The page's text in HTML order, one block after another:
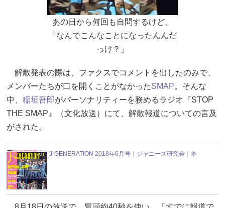
あの日から何回も自問するけど、
「なんでこんなことになったんんだ
っけ？」
解散発表の際は、ファクスでコメントを出したのみで、
メンバーたちが口を開くことがなかったSMAP。そんな
中、 稲垣吾郎がパーソナリティーを務めるラジオ『STOP
THE SMAP』（文化放送）にて、解散報道についての言及
がされた。
J-GENERATION 2018年6月号｜ジャニーズ研究会｜本